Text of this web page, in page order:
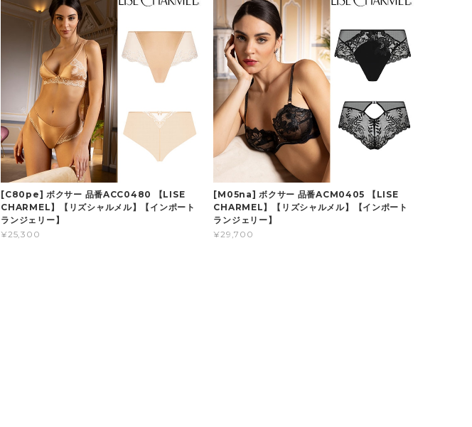
[C80pe] ボクサー 品番ACC0480 【LISE
CHARMEL】【リズシャルメル】【インポート
ランジェリー】
¥25,300
[M05na] ボクサー 品番ACM0405 【LISE
CHARMEL】【リズシャルメル】【インポート
ランジェリー】
¥29,700